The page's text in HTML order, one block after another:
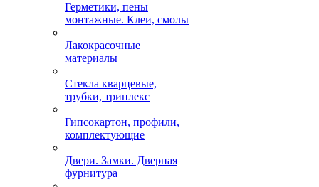
Герметики, пены
монтажные. Клеи, смолы
Лакокрасочные
материалы
Стекла кварцевые,
трубки, триплекс
Гипсокартон, профили,
комплектующие
Двери. Замки. Дверная
фурнитура